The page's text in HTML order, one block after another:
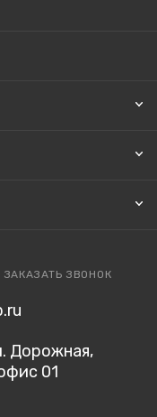
ЗАКАЗАТЬ ЗВОНОК
Дорожная,
01